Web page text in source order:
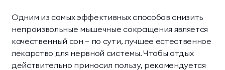
Одним из самых эффективных способов снизить
непроизвольные мышечные сокращения является
качественный сон — по сути, лучшее естественное
лекарство для нервной системы. Чтобы отдых
действительно приносил пользу, рекомендуется